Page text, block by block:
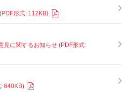
形式: 112KB)
見に関するお知らせ (PDF形式:
640KB)